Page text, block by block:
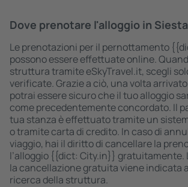
Dove prenotare l'alloggio in
Le prenotazioni per il pernottamento
possono essere effettuate online.
struttura tramite eSkyTravel.it, scegli
verificate. Grazie a ciò, una volta
potrai essere sicuro che il tuo alloggio
come precedentemente concordato. Il
tua stanza è effettuato tramite un
o tramite carta di credito. In caso di
viaggio, hai il diritto di cancellare la
l’alloggio {{dict: City.in}} gratuitamente.
la cancellazione gratuita viene indicata
ricerca della struttura.